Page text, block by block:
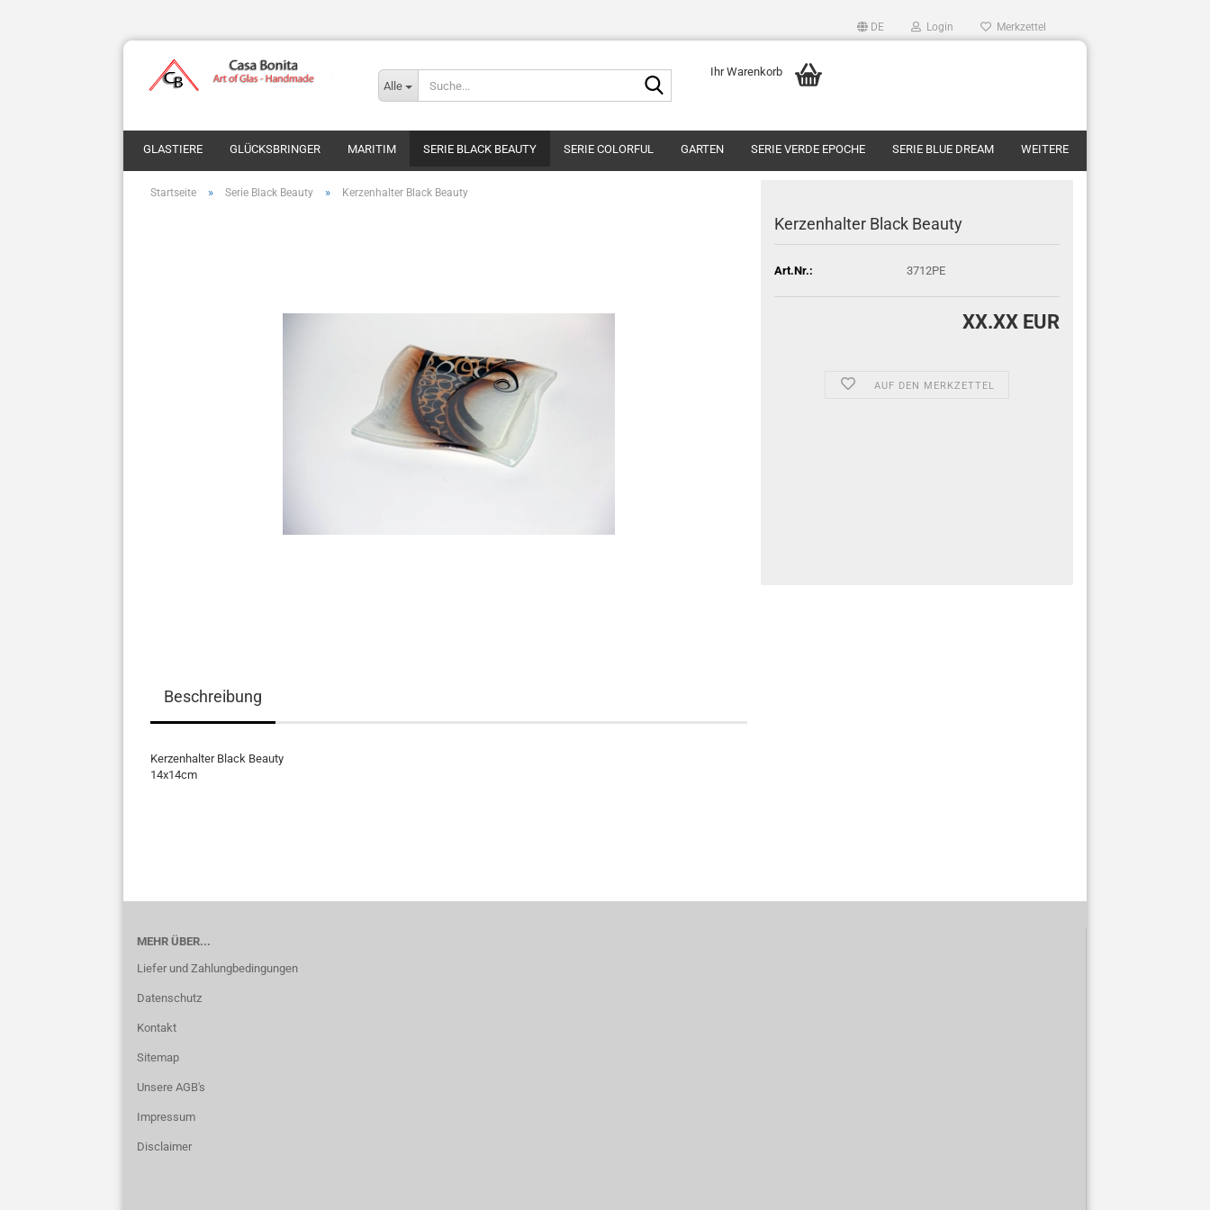
DE Login Merkzettel
Alle
Ihr Warenkorb
GLASTIERE GLÜCKSBRINGER MARITIM SERIE BLACK BEAUTY SERIE COLORFUL GARTEN SERIE VERDE EPOCHE SERIE BLUE DREAM WEITERE
Startseite » Serie Black Beauty » Kerzenhalter Black Beauty
Kerzenhalter Black Beauty
Art.Nr.: 3712PE
XX.XX EUR
AUF DEN MERKZETTEL
Beschreibung
Kerzenhalter Black Beauty
14x14cm
MEHR ÜBER...
Liefer und Zahlungbedingungen
Datenschutz
Kontakt
Sitemap
Unsere AGB's
Impressum
Disclaimer